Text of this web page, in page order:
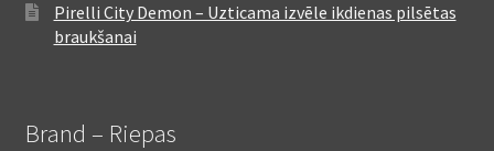
Pirelli City Demon – Uzticama izvēle ikdienas pilsētas
braukšanai
Brand – Riepas